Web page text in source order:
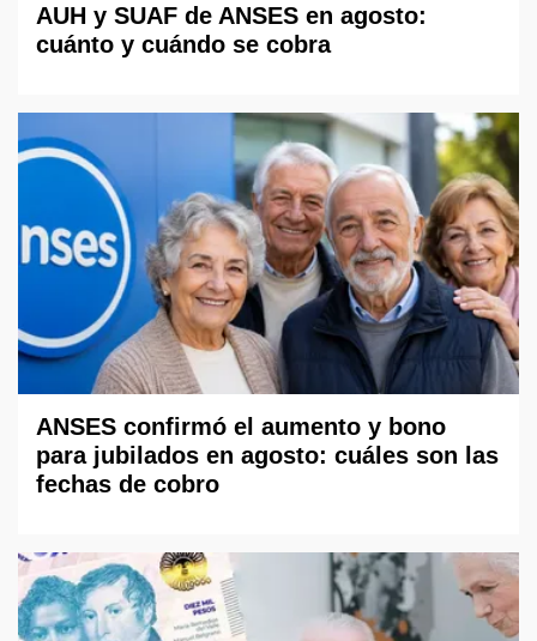
AUH y SUAF de ANSES en agosto:
cuánto y cuándo se cobra
ANSES confirmó el aumento y bono
para jubilados en agosto: cuáles son las
fechas de cobro